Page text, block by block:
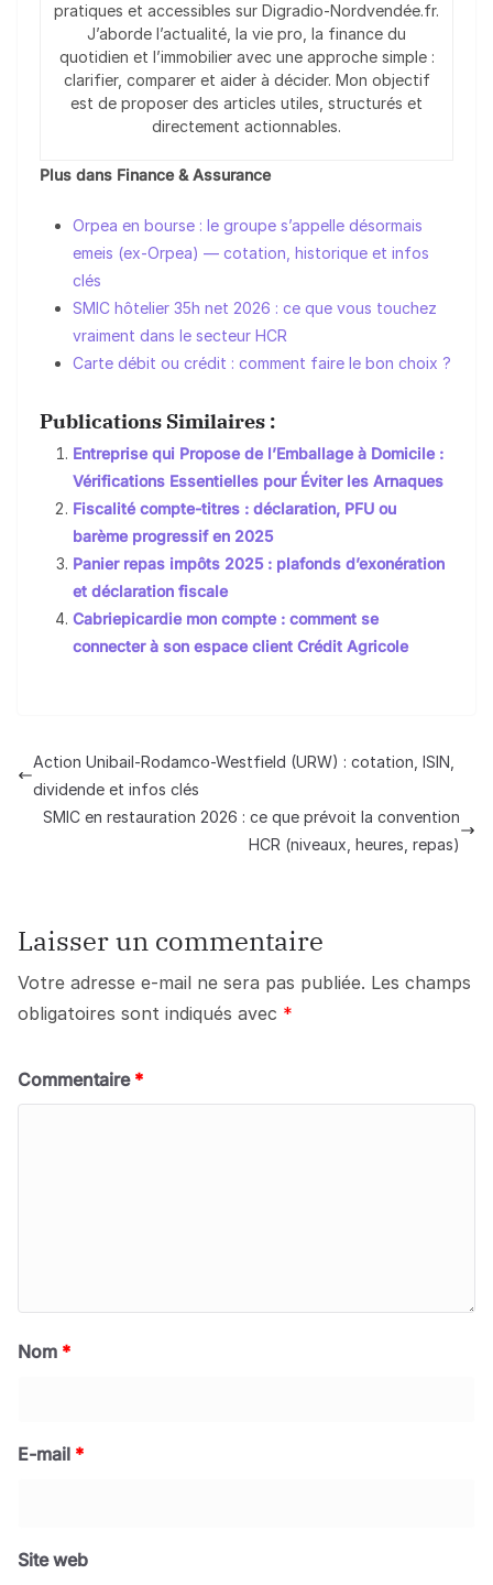
pratiques et accessibles sur Digradio-Nordvendée.fr.
J’aborde l’actualité, la vie pro, la finance du
quotidien et l’immobilier avec une approche simple :
clarifier, comparer et aider à décider. Mon objectif
est de proposer des articles utiles, structurés et
directement actionnables.
Plus dans Finance & Assurance
Orpea en bourse : le groupe s’appelle désormais
emeis (ex-Orpea) — cotation, historique et infos
clés
SMIC hôtelier 35h net 2026 : ce que vous touchez
vraiment dans le secteur HCR
Carte débit ou crédit : comment faire le bon choix ?
Publications Similaires :
Entreprise qui Propose de l’Emballage à Domicile :
Vérifications Essentielles pour Éviter les Arnaques
Fiscalité compte-titres : déclaration, PFU ou
barème progressif en 2025
Panier repas impôts 2025 : plafonds d’exonération
et déclaration fiscale
Cabriepicardie mon compte : comment se
connecter à son espace client Crédit Agricole
Action Unibail-Rodamco-Westfield (URW) : cotation, ISIN,
dividende et infos clés
SMIC en restauration 2026 : ce que prévoit la convention
HCR (niveaux, heures, repas)
Laisser un commentaire
Votre adresse e-mail ne sera pas publiée. Les champs
obligatoires sont indiqués avec *
Commentaire *
Nom *
E-mail *
Site web